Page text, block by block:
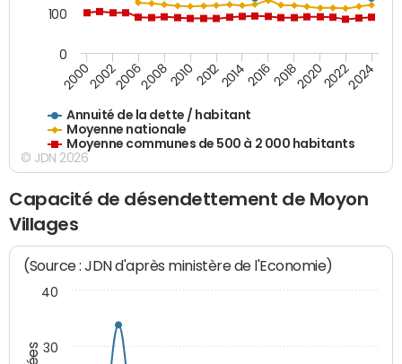
Annuité de la dette / habitant
Moyenne nationale
Moyenne communes de 500 à 2 000 habitants
200020022006200820102012201420162018202020222024
0
100
© JDN 2026
Capacité de désendettement de Moyon
Villages
(Source : JDN d'après ministère de l'Economie)
30
40